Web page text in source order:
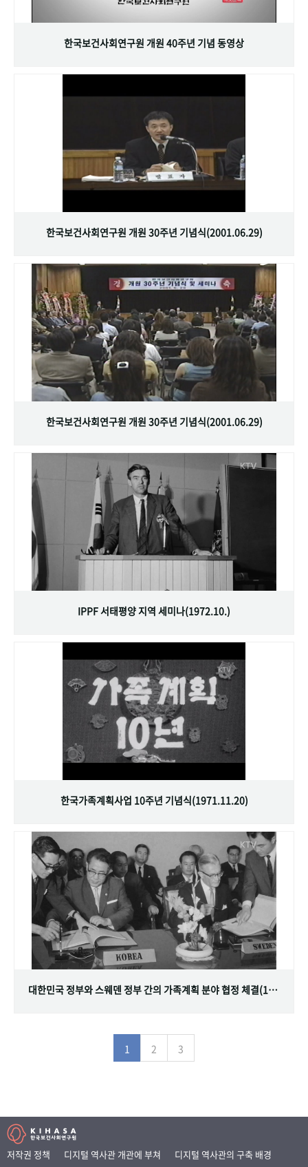
한국보건사회연구원 개원 40주년 기념 동영상
한국보건사회연구원 개원 30주년 기념식(2001.06.29)
한국보건사회연구원 개원 30주년 기념식(2001.06.29)
IPPF 서태평양 지역 세미나(1972.10.)
한국가족계획사업 10주년 기념식(1971.11.20)
대한민국 정부와 스웨덴 정부 간의 가족계획 분야 협정 체결(1968.07.12)
1 2 3
저작권 정책 디지털 역사관 개관에 부쳐
디지털 역사관의 구축 배경